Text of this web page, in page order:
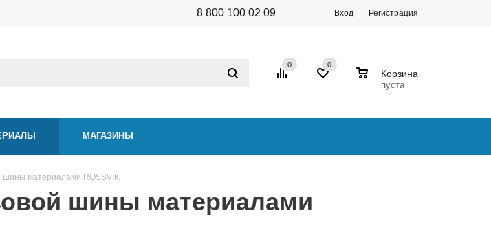
8 800 100 02 09 Вход Регистрация
0 0
Корзина
пуста
МАГАЗИНЫ
шины материалами ROSSVIK
шины материалами